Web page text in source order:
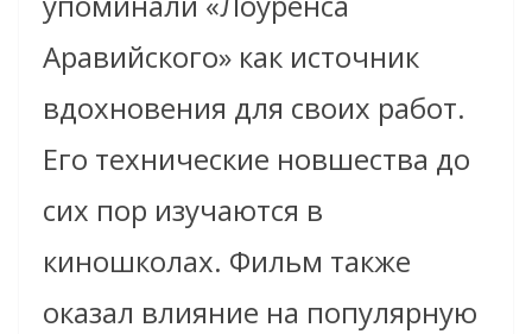
Аравийского» как источник
вдохновения для своих работ.
Его технические новшества до
сих пор изучаются в
киношколах. Фильм также
оказал влияние на популярную